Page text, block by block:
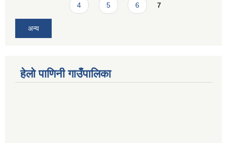
4 5 6 7
अन्य
हेलो पाणिनी गाउँपालिका